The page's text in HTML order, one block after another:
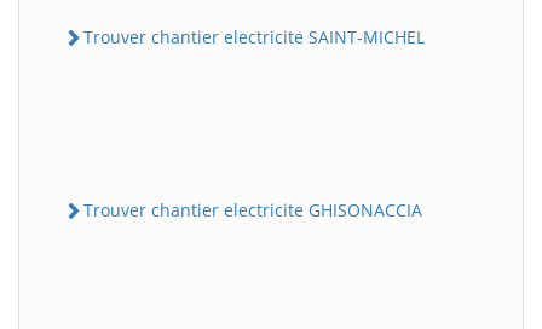
Trouver chantier electricite SAINT-MICHEL
Trouver chantier electricite GHISONACCIA